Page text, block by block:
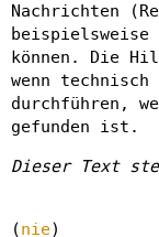
Nachrichten
beispielsweise
können. Die
wenn technisch
durchführen,
gefunden ist.
Dieser Text
(nie)